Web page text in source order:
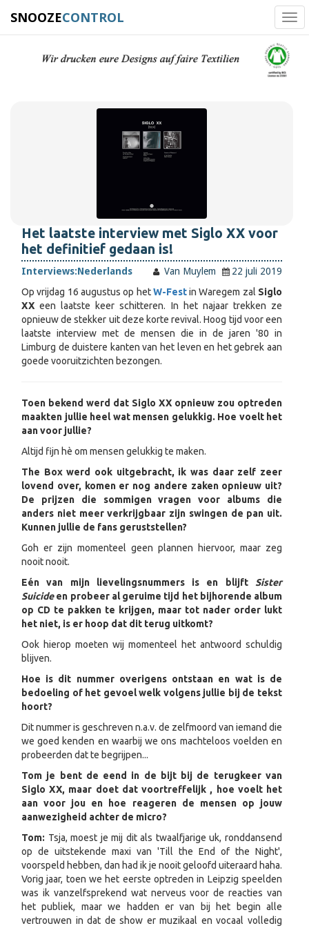
SNOOZECONTROL
Het laatste interview met Siglo XX voor
het definitief gedaan is!
Interviews:Nederlands Van Muylem
22 juli 2019
Op vrijdag 16 augustus op hetW-Fest in Waregem zal Siglo
XX een laatste keer schitteren. In het najaar trekken ze
opnieuw de stekker uit deze korte revival. Hoog tijd voor een
laatste interview met de mensen die in de jaren '80 in
Limburg de duistere kanten van het leven en het gebrek aan
goede vooruitzichten bezongen.
Toen bekend werd dat Siglo XX opnieuw zou optreden
maakten jullie heel wat mensen gelukkig. Hoe voelt het
aan voor jullie?
Altijd fijn hè om mensen gelukkig te maken.
The Box werd ook uitgebracht, ik was daar zelf zeer
lovend over, komen er nog andere zaken opnieuw uit?
De prijzen die sommigen vragen voor albums die
anders niet meer verkrijgbaar zijn swingen de pan uit.
Kunnen jullie de fans geruststellen?
Goh er zijn momenteel geen plannen hiervoor, maar zeg
nooit nooit.
Eén van mijn lievelingsnummers is en blijft Sister
Suicideen probeer al geruime tijd het bijhorende album
op CD te pakken te krijgen, maar tot nader order lukt
het niet, is er hoop dat dit terug uitkomt?
Ook hierop moeten wij momenteel het antwoord schuldig
blijven.
Hoe is dit nummer overigens ontstaan en wat is de
bedoeling of het gevoel welk volgens jullie bij de tekst
hoort?
Dit nummer is geschreven n.a.v. de zelfmoord van iemand die
we goed kenden en waarbij we ons machteloos voelden en
probeerden dat te begrijpen...
Tom je bent de eend in de bijt bij de terugkeer van
Siglo XX, maar doet dat voortreffelijk , hoe voelt het
aan voor jou en hoe reageren de mensen op jouw
aanwezigheid achter de micro?
Tom: Tsja, moest je mij dit als twaalfjarige uk, ronddansend
op de uitstekende maxi van 'Till the End of the Night',
voorspeld hebben, dan had ik je nooit geloofd uiteraard haha.
Vorig jaar, toen we het eerste optreden in Leipzig speelden
was ik vanzelfsprekend wat nerveus voor de reacties van
het publiek, maar we hadden er van bij het begin alle
vertrouwen in dat de show er muzikaal en vocaal volledig